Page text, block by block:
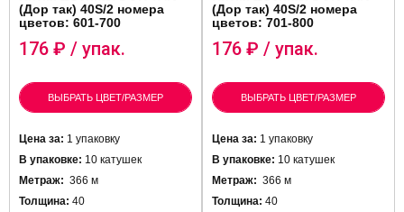
(Дор так) 40S/2 номера
цветов: 601-700
176 ₽ / упак.
ВЫБРАТЬ ЦВЕТ/РАЗМЕР
Цена за: 1 упаковку
В упаковке: 10 катушек
Метраж: 366 м
Толщина: 40
(Дор так) 40S/2 номера
цветов: 701-800
176 ₽ / упак.
ВЫБРАТЬ ЦВЕТ/РАЗМЕР
Цена за: 1 упаковку
В упаковке: 10 катушек
Метраж: 366 м
Толщина: 40